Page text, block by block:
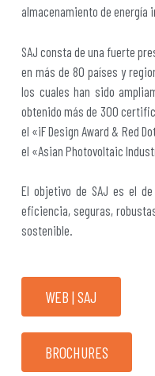
almacenamiento de energía
SAJ consta de una fuerte
en más de 80 países y
los cuales han sido
obtenido más de 300
el «iF Design Award & Red
el «Asian Photovoltaic
El objetivo de SAJ es el
eficiencia, seguras,
sostenible.
WEB | SAJ
BROCHURES